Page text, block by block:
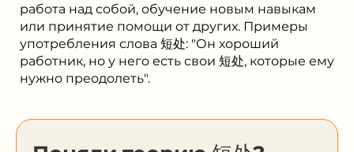
работа над собой, обучение новым навыкам
или принятие помощи от других. Примеры
употребления слова 短处: "Он хороший
работник, но у него есть свои 短处, которые ему
нужно преодолеть".